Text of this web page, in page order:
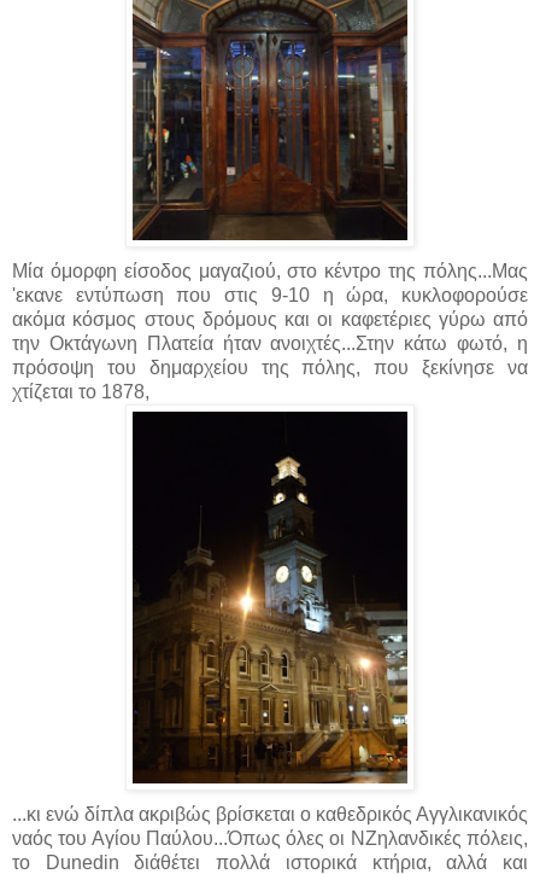
Μία όμορφη είσοδος μαγαζιού, στο κέντρο της πόλης...Μας
'εκανε εντύπωση που στις 9-10 η ώρα, κυκλοφορούσε
ακόμα κόσμος στους δρόμους και οι καφετέριες γύρω από
την Οκτάγωνη Πλατεία ήταν ανοιχτές...Στην κάτω φωτό, η
πρόσοψη του δημαρχείου της πόλης, που ξεκίνησε να
χτίζεται το 1878,
...κι ενώ δίπλα ακριβώς βρίσκεται ο καθεδρικός Αγγλικανικός
ναός του Αγίου Παύλου...Όπως όλες οι ΝΖηλανδικές πόλεις,
το Dunedin διάθέτει πολλά ιστορικά κτήρια, αλλά και